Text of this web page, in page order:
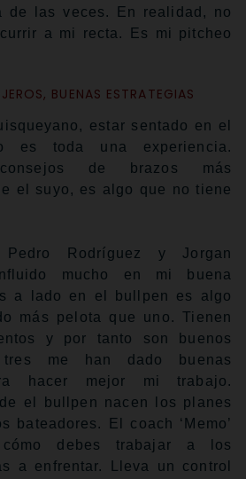
de las veces. En realidad, no
a mi recta. Es mi pitcheo
BUENAS ESTRATEGIAS
estar sentado en el
es toda una experiencia.
de brazos más
el suyo, es algo que no tiene
Pedro Rodríguez y Jorgan
mucho en mi buena
a lado en el bullpen es algo
más pelota que uno. Tienen
y por tanto son buenos
tres me han dado buenas
hacer mejor mi trabajo.
el bullpen nacen los planes
bateadores. El coach ‘Memo’
debes trabajar a los
a enfrentar. Lleva un control